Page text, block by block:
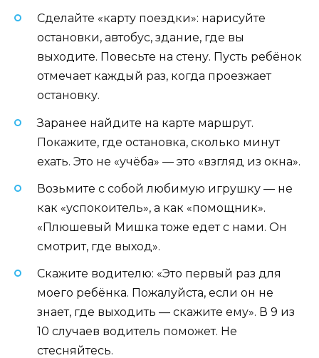
Сделайте «карту поездки»: нарисуйте
остановки, автобус, здание, где вы
выходите. Повесьте на стену. Пусть ребёнок
отмечает каждый раз, когда проезжает
остановку.
Заранее найдите на карте маршрут.
Покажите, где остановка, сколько минут
ехать. Это не «учёба» — это «взгляд из окна».
Возьмите с собой любимую игрушку — не
как «успокоитель», а как «помощник».
«Плюшевый Мишка тоже едет с нами. Он
смотрит, где выход».
Скажите водителю: «Это первый раз для
моего ребёнка. Пожалуйста, если он не
знает, где выходить — скажите ему». В 9 из
10 случаев водитель поможет. Не
стесняйтесь.